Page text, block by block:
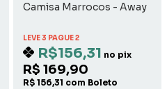
Camisa Marrocos - Away
LEVE 3 PAGUE 2
R$156,31 no pix
R$ 169,90
R$ 156,31 com Boleto